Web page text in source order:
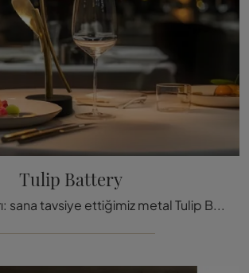
Tulip Battery
Masa lambaları: sana tavsiye ettiğimiz metal Tulip Battery lamba hakkında daha fazla bilgi